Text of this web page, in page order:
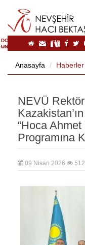
DOĞAL VE KÜLTÜREL MİRAS
ÜNİVERSİTESİ
Anasayfa Haberler
NEVÜ
“Hoca
Programına
09 Nisan 2026 512